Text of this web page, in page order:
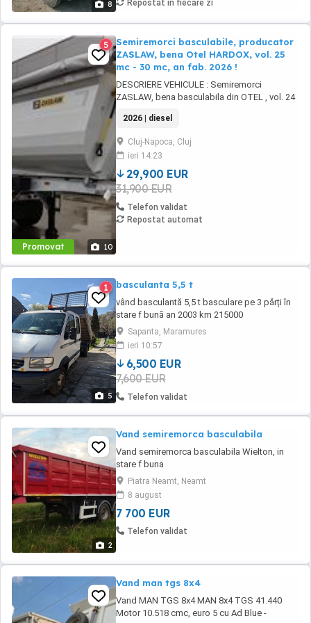
8 Repostat în fiecare zi
Promovat 10
5
Semiremorci basculabile, producator
ZASLAW, bena Otel HARDOX, vol. 25
mc - 30 mc, an fab. 2026 !
DESCRIERE VEHICULE : Semiremorci
ZASLAW, bena basculabila din OTEL , vol. 24
ZASLAW) . DETALII: - Semiremorci
basculabile pe 3 axe, bena constructie din
OTEL , sectiune semirotunda, cu basculare pe
partea din spate, - Producator : ZASLAW,
Polonia ...
2026 | diesel
Cluj-Napoca, Cluj
ieri 14:23
29,900 EUR
31,900 EUR
Telefon validat
Repostat automat
5
1 basculanta 5,5 t
vând basculantă 5,5 t basculare pe 3 părți în
stare f bună an 2003 km 215000
Sapanta, Maramures
ieri 10:57
6,500 EUR
7,600 EUR
Telefon validat
2
Vand semiremorca basculabila
Vand semiremorca basculabila Wielton, in
stare f buna
Piatra Neamt, Neamt
8 august
7 700 EUR
Telefon validat
Vand man tgs 8x4
Vand MAN TGS 8x4 MAN 8x4 TGS 41.440
Motor 10.518 cmc, euro 5 cu Ad Blue -